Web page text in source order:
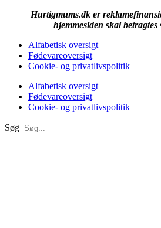
Hurtigmums.dk er
hjemmesiden skal betragtes
Alfabetisk oversigt
Fødevareoversigt
Cookie- og privatlivspolitik
Alfabetisk oversigt
Fødevareoversigt
Cookie- og privatlivspolitik
Søg